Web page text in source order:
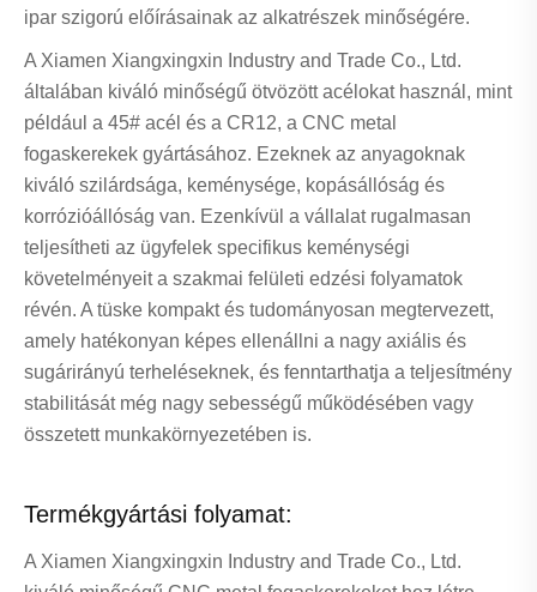
ipar szigorú előírásainak az alkatrészek minőségére.
A Xiamen Xiangxingxin Industry and Trade Co., Ltd.
általában kiváló minőségű ötvözött acélokat használ, mint
például a 45# acél és a CR12, a CNC metal
fogaskerekek gyártásához. Ezeknek az anyagoknak
kiváló szilárdsága, keménysége, kopásállóság és
korrózióállóság van. Ezenkívül a vállalat rugalmasan
teljesítheti az ügyfelek specifikus keménységi
követelményeit a szakmai felületi edzési folyamatok
révén. A tüske kompakt és tudományosan megtervezett,
amely hatékonyan képes ellenállni a nagy axiális és
sugárirányú terheléseknek, és fenntarthatja a teljesítmény
stabilitását még nagy sebességű működésében vagy
összetett munkakörnyezetében is.
Termékgyártási folyamat:
A Xiamen Xiangxingxin Industry and Trade Co., Ltd.